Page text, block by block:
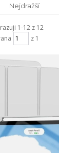
Nejdražší
1-12 z 12
z 1